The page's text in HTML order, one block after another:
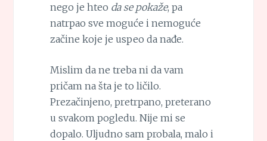
nego je hteo da se pokaže, pa
natrpao sve moguće i nemoguće
začine koje je uspeo da nađe.
Mislim da ne treba ni da vam
pričam na šta je to ličilo.
Prezačinjeno, pretrpano, preterano
u svakom pogledu. Nije mi se
dopalo. Uljudno sam probala, malo i